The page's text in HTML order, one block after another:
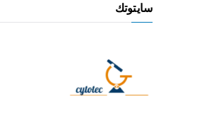
سايتوتك